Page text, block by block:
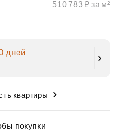
дней
квартиры
покупки
510 783 ₽ за м²